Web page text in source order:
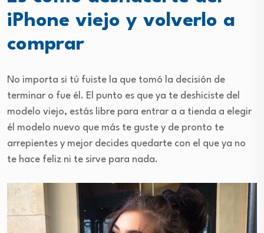
iPhone viejo y volverlo a
comprar
No importa si tú fuiste la que tomó la decisión de
terminar o fue él. El punto es que ya te deshiciste del
modelo viejo, estás libre para entrar a a tienda a elegir
él modelo nuevo que más te guste y de pronto te
arrepientes y mejor decides quedarte con el que ya no
te hace feliz ni te sirve para nada.